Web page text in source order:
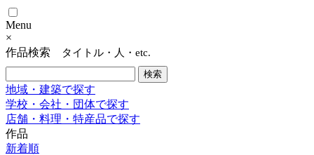
Menu
×
作品検索
タイトル・人・etc.
地域・建築で探す
学校・会社・団体で探す
店舗・料理・特産品で探す
作品
新着順